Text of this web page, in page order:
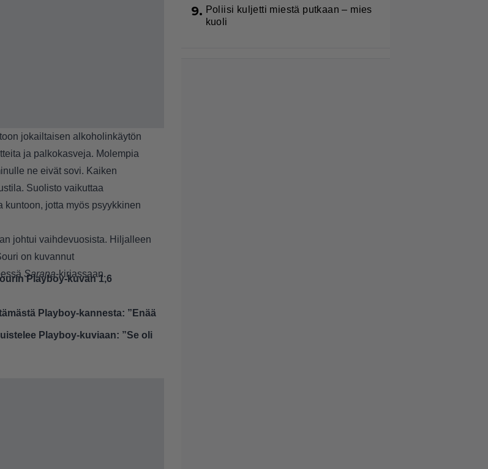
jokailtaisen alkoholinkäytön
ja palkokasveja. Molempia
ne eivät sovi. Kaiken
Suolisto vaikuttaa
jotta myös psyykkinen
johtui vaihdevuosista. Hiljalleen
on kuvannut
Sarana-kirjassaan.
Playboy-kuvan 1,6
Playboy-kannesta: ”Enää
Playboy-kuviaan: ”Se oli
9. Poliisi kuljetti miestä putkaan – mies
kuoli